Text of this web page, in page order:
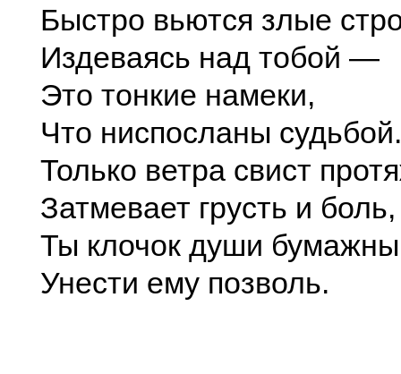
Быстро вьются злые
Издеваясь над тобой —
Это тонкие намеки,
Что ниспосланы судьбой.
Только ветра свист
Затмевает грусть и боль,
Ты клочок души
Унести ему позволь.